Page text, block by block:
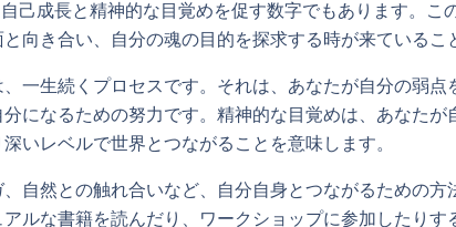
己成長と精神的な目覚めを促す数字でもあります。こ
向き合い、自分の魂の目的を探求する時が来ているこ
一生続くプロセスです。それは、あなたが自分の弱点
分になるための努力です。精神的な目覚めは、あなた
いレベルで世界とつながることを意味します。
自然との触れ合いなど、自分自身とつながるための方
アルな書籍を読んだり、ワークショップに参加したり